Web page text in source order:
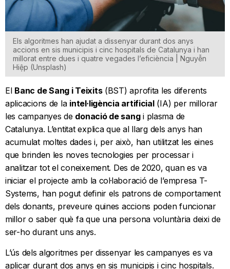
Els algoritmes han ajudat a dissenyar durant dos anys
accions en sis municipis i cinc hospitals de Catalunya i han
millorat entre dues i quatre vegades l’eficiència | Nguyễn
Hiệp (Unsplash)
El Banc de Sang i Teixits(BST) aprofita les diferents
aplicacions de la intel·ligència artificial(IA) per millorar
les campanyes de donació de sangi plasma de
Catalunya. L’entitat explica que al llarg dels anys han
acumulat moltes dades i, per això, han utilitzat les eines
que brinden les noves tecnologies per processar i
analitzar tot el coneixement. Des de 2020, quan es va
iniciar el projecte amb la col·laboració de l’empresa T-
Systems, han pogut definir els patrons de comportament
dels donants, preveure quines accions poden funcionar
millor o saber què fa que una persona voluntària deixi de
ser-ho durant uns anys.
L’ús dels algoritmes per dissenyar les campanyes es va
aplicar durant dos anys en sis municipis i cinc hospitals.